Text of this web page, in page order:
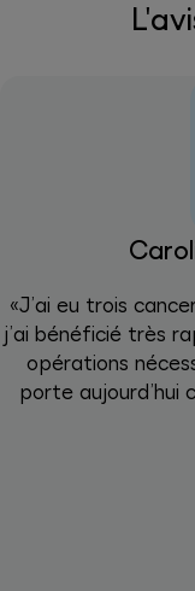
«J’ai eu trois
j’ai bénéficié très
opérations
porte aujourd’hui